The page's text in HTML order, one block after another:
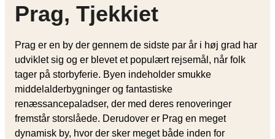
Prag, Tjekkiet
Prag er en by der gennem de sidste par år i høj grad har
udviklet sig og er blevet et populært rejsemål, når folk
tager på storbyferie. Byen indeholder smukke
middelalderbygninger og fantastiske
renæssancepaladser, der med deres renoveringer
fremstår storslåede. Derudover er Prag en meget
dynamisk by, hvor der sker meget både inden for